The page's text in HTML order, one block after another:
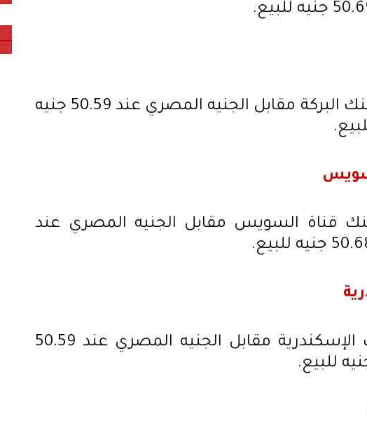
وانخفض سعر الدولار في بنك البركة مقابل الجنيه المصري عند 50.59 جنيه
قناة السويس مقابل الجنيه المصري عند
ونزل سعر الدولار في بنك الإسكندرية مقابل الجنيه المصري عند 50.59